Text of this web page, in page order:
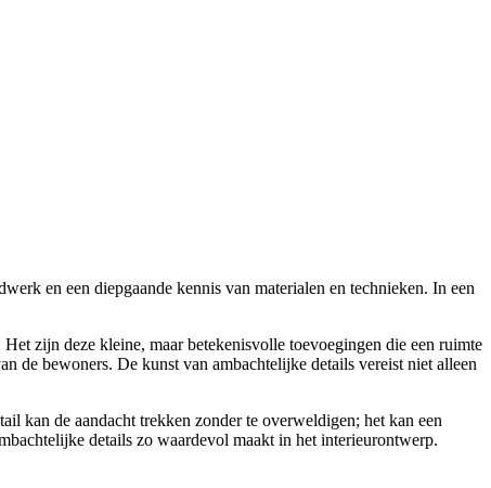
en een diepgaande kennis van materialen en technieken. In een
zijn deze kleine, maar betekenisvolle toevoegingen die een ruimte
de bewoners. De kunst van ambachtelijke details vereist niet alleen
kan de aandacht trekken zonder te overweldigen; het kan een
details zo waardevol maakt in het interieurontwerp.